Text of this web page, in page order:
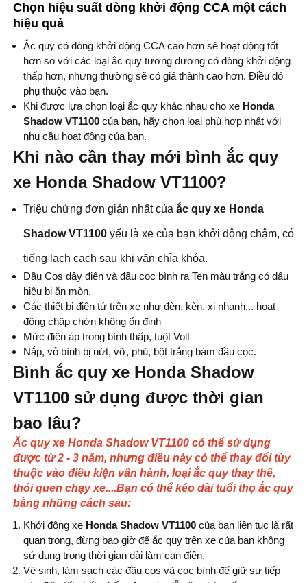
Chọn hiệu suất dòng khởi động CCA một cách
hiệu quả
Ắc quy có dòng khởi động CCA cao hơn sẽ hoạt động tốt
hơn so với các loại ắc quy tương đương có dòng khởi động
thấp hơn, nhưng thường sẽ có giá thành cao hơn. Điều đó
phụ thuộc vào bạn.
Khi được lựa chọn loại ắc quy khác nhau cho xe Honda
Shadow VT1100 của bạn, hãy chọn loại phù hợp nhất với
nhu cầu hoạt động của bạn.
Khi nào cần thay mới bình ắc quy
xe Honda Shadow VT1100?
Triệu chứng đơn giản nhất của ắc quy xe Honda
Shadow VT1100 yếu là xe của bạn khởi động chậm, có
tiếng lạch cạch sau khi vặn chìa khóa.
Đầu Cos dây điện và đầu cọc bình ra Ten màu trắng có dấu
hiệu bị ăn mòn.
Các thiết bị điện tử trên xe như đèn, kèn, xi nhanh... hoạt
động chập chờn không ổn định
Mức điện áp trong bình thấp, tuột Volt
Nắp, vỏ bình bị nứt, vỡ, phù, bột trắng bám đầu cọc.
Bình ắc quy xe Honda Shadow
VT1100 sử dụng được thời gian
bao lâu?
Ắc quy xe Honda Shadow VT1100 có thể sử dụng
được từ 2 - 3 năm, nhưng điều này có thể thay đổi tùy
thuộc vào điều kiện vân hành, loại ắc quy thay thế,
thói quen chạy xe....Bạn có thể kéo dài tuổi thọ ắc quy
bằng những cách sau:
Khởi động xe Honda Shadow VT1100 của bạn liên tục là rất
quan trọng, đừng bao giờ để ắc quy trên xe của bạn không
sử dụng trong thời gian dài làm cạn điện.
Vệ sinh, làm sạch các đầu cos và cọc bình để giữ sự tiếp